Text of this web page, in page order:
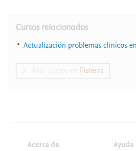
Cursos relacionados
Actualización problemas clínicos
Fisterra
Acerca de
Ayuda